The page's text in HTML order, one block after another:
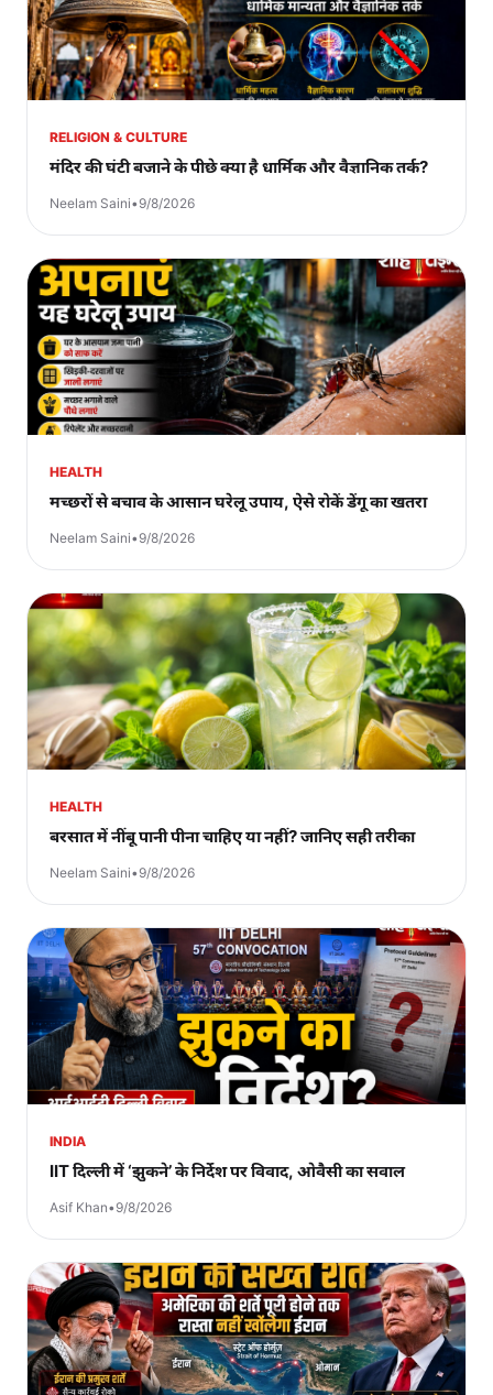
RELIGION & CULTURE
मंदिर की घंटी बजाने के पीछे क्या है धार्मिक और वैज्ञानिक तर्क?
Neelam Saini•9/8/2026
HEALTH
मच्छरों से बचाव के आसान घरेलू उपाय, ऐसे रोकें डेंगू का खतरा
Neelam Saini•9/8/2026
HEALTH
बरसात में नींबू पानी पीना चाहिए या नहीं? जानिए सही तरीका
Neelam Saini•9/8/2026
INDIA
IIT दिल्ली में ‘झुकने’ के निर्देश पर विवाद, ओवैसी का सवाल
Asif Khan•9/8/2026